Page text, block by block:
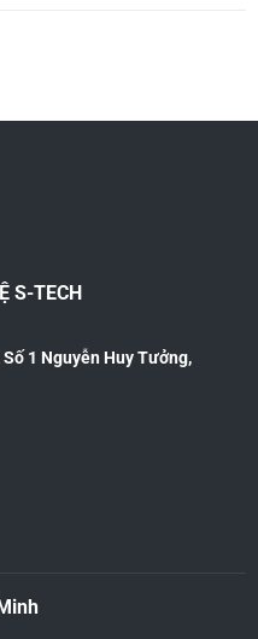
S-TECH
1 Nguyễn Huy Tưởng,